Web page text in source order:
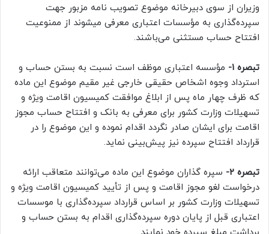
وزیران از سوی دبیرخانه موضوع تصویب نامه مزبور جهت
سپرده‌گذاری به مؤسسات اعتباری معرفی میشوند از ممنوعیت
افتتاح حساب مستثنی می‌باشند.
تبصره ۱-
مؤسسه اعتباری موظف است نسبت به بستن حساب و
استرداد وجوه اشخاص حقیقی خارجی غیر مقیم موضوع این ماده
که ظرف چهار ماه پس از ابلاغ موافقت کمیسیون اقامت ویژه و
تسهیلات وزارت کشور برای معرفی به بانک و افتتاح حساب مجوز
اقامت برای ایشان صادر نگردد اقدام نموده و این موضوع را در
قرارداد افتتاح سپرده نیز پیش‌بینی نماید.
تبصره ۲-
سپره گذاران موضوع این ماده می‌توانند متعاقب ارائه
درخواست لغو مجوز اقامت و پس از تأیید کمیسیون اقامت ویژه و
تسهیلات وزارت کشور بر اساس قرارداد سپرده‌گذاری با موسسات
اعتباری قبل از پایان دوره سپرده‌گذاری اقدام به بستن حساب و